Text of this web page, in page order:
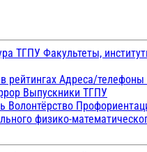
ТГПУ Факультеты,
рейтингах Адреса/телефоны
Выпускники ТГПУ
Волонтёрство
физико-